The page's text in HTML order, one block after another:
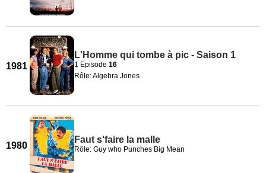
1981
L'Homme qui tombe à pic - Saison 1
1 Episode 16
Rôle: Algebra Jones
1980
Faut s'faire la malle
Rôle: Guy who Punches Big Mean